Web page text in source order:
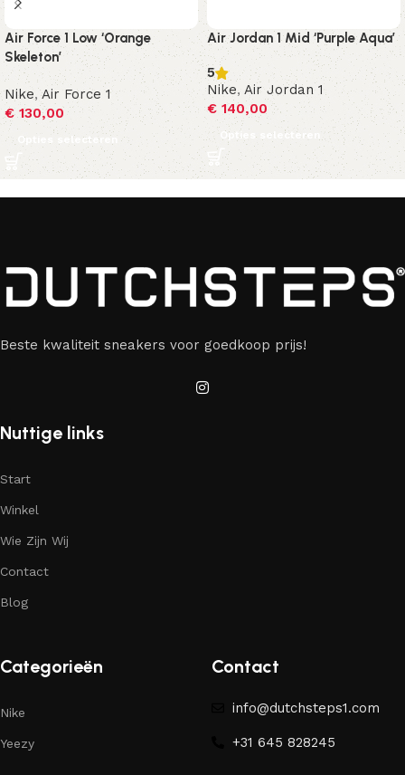
Air Force 1 Low ‘Orange
Skeleton’
Nike,Air Force 1
€130,00
Opties selecteren
Air Jordan 1 Mid ‘Purple Aqua’
5
Nike, Air Jordan 1
€ 140,00
Opties selecteren
Beste kwaliteit sneakers voor goedkoop prijs!
Nuttige links
Start
Winkel
Wie Zijn Wij
Contact
Blog
Categorieën
Nike
Yeezy
Contact
info@dutchsteps1.com
+31 645 828245